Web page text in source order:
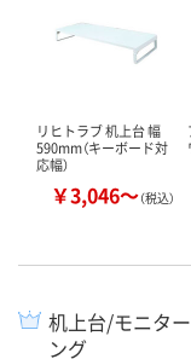
リヒトラブ 机上台 幅
590mm（キーボード対
応幅）
￥3,046～（税込）
机上台/モニタ
ング